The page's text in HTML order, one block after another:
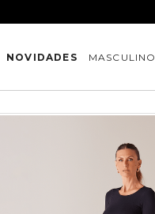
NOVIDADES MASCULINO